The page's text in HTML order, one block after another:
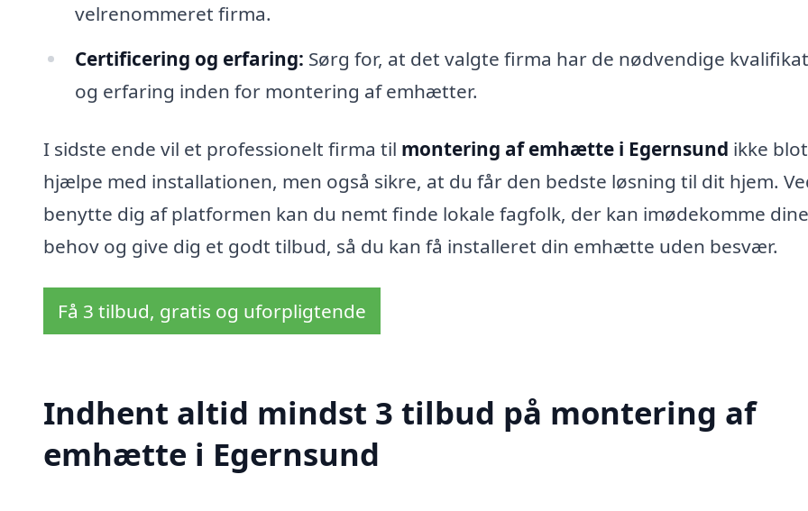
velrenommeret firma.
Certificering og erfaring: Sørg for, at det valgte firma har de nødvendige
og erfaring inden for montering af emhætter.
I sidste ende vil et professionelt firma til montering af emhætte i Egernsund ikke blot
hjælpe med installationen, men også sikre, at du får den bedste løsning til dit hjem.
benytte dig af platformen kan du nemt finde lokale fagfolk, der kan imødekomme dine
behov og give dig et godt tilbud, så du kan få installeret din emhætte uden besvær.
Få 3 tilbud, gratis og uforpligtende
Indhent altid mindst 3 tilbud på montering af
emhætte i Egernsund